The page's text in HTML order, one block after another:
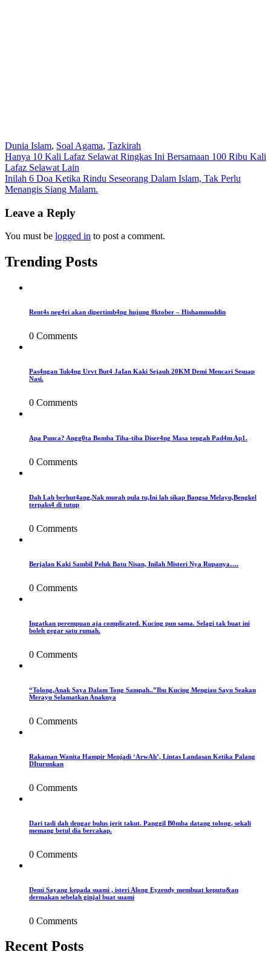
Dunia Islam, Soal Agama, Tazkirah
Post
navigation
Hanya 10 Kali Lafaz Selawat Ringkas Ini Bersamaan 100 Ribu Kali
Lafaz Selawat Lain
Inilah 6 Doa Ketika Rindu Seseorang Dalam Islam, Tak Perlu
Menangis Siang Malam.
Leave a Reply
You must be logged in to post a comment.
Trending Posts
Rent4s neg4ri akan dipertimb4ng hujung 0ktober – Hishammuddin
0 Comments
Pas4ngan Tuk4ng Urvt But4 JaIan Kaki Sejauh 20KM Demi Mencari Sesuap
Nasi.
0 Comments
Apa Punca? Angg0ta Bomba Tiba-tiba Diser4ng Masa tengah Pad4m Ap1.
0 Comments
Dah Lah berhut4ang,Nak murah pula tu,Ini lah sikap Bangsa Melayu,Bengkel
terpaks4 di tutup
0 Comments
Berjalan Kaki Sambil Peluk Batu Nisan, Inilah Misteri Nya Rupanya….
0 Comments
Ingatkan perempuan aja complicated. Kucing pun sama. Selagi tak buat ini
boleh gegar satu rumah.
0 Comments
“Tolong,Anak Saya Dalam Tong Sampah..”Ibu Kucing Mengiau Sayu Seakan
Merayu Selamatkan Anaknya
0 Comments
Rakaman Wanita Hampir Menjadi ‘ArwAh’, Lintas Landasan Ketika Palang
DIturunkan
0 Comments
Dari tadi dah dengar bulus jerit takut. Panggil B0mba datang tolong, sekali
memang betul dia bercakap.
0 Comments
Demi Sayang kepada suami , isteri Along Eyzendy membuat keputu&an
dermakan sebelah ginjal buat suami
0 Comments
Recent Posts